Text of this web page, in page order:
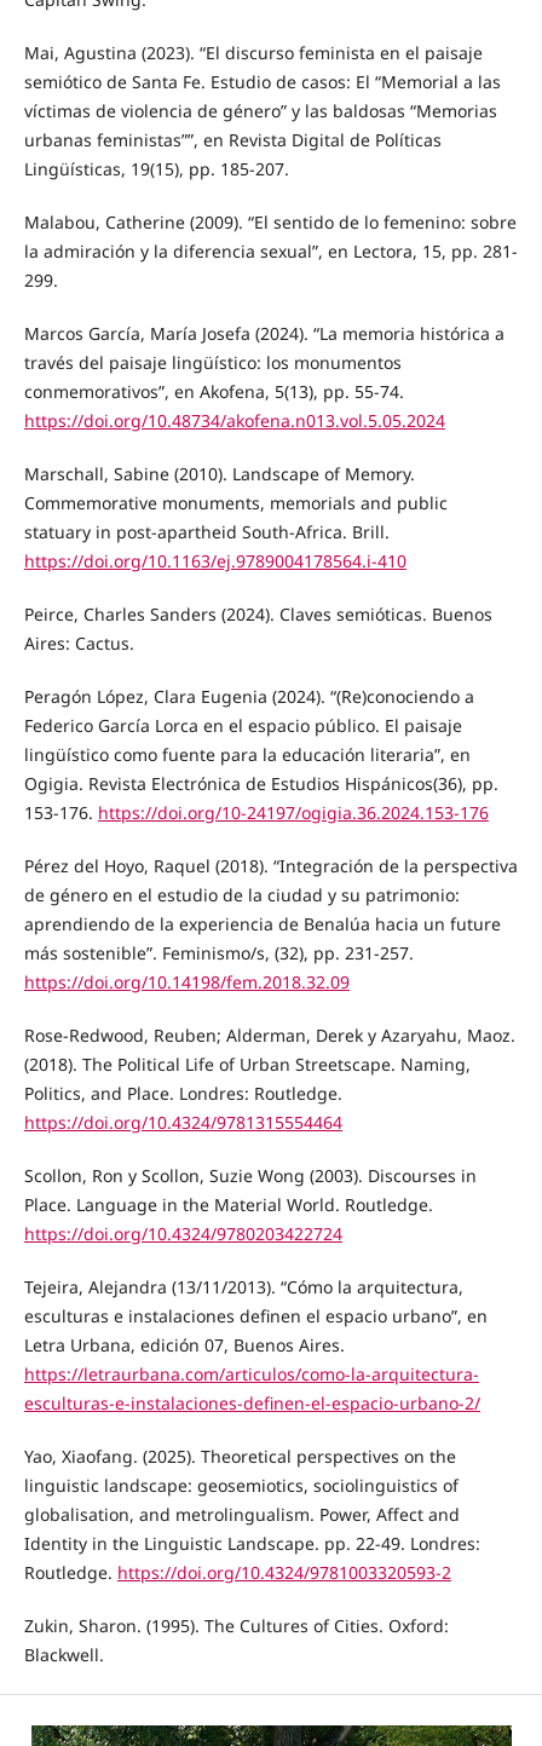
Mai, Agustina (2023). “El discurso feminista en el paisaje
semiótico de Santa Fe. Estudio de casos: El “Memorial a las
víctimas de violencia de género” y las baldosas “Memorias
urbanas feministas””, en Revista Digital de Políticas
Lingüísticas, 19(15), pp. 185-207.
Malabou, Catherine (2009). “El sentido de lo femenino: sobre
la admiración y la diferencia sexual”, en Lectora, 15, pp. 281-
299.
Marcos García, María Josefa (2024). “La memoria histórica a
través del paisaje lingüístico: los monumentos
conmemorativos”, en Akofena, 5(13), pp. 55-74.
https://doi.org/10.48734/akofena.n013.vol.5.05.2024
Marschall, Sabine (2010). Landscape of Memory.
Commemorative monuments, memorials and public
statuary in post-apartheid South-Africa. Brill.
https://doi.org/10.1163/ej.9789004178564.i-410
Peirce, Charles Sanders (2024). Claves semióticas. Buenos
Aires: Cactus.
Peragón López, Clara Eugenia (2024). “(Re)conociendo a
Federico García Lorca en el espacio público. El paisaje
lingüístico como fuente para la educación literaria”, en
Ogigia. Revista Electrónica de Estudios Hispánicos(36), pp.
153-176. https://doi.org/10-24197/ogigia.36.2024.153-176
Pérez del Hoyo, Raquel (2018). “Integración de la perspectiva
de género en el estudio de la ciudad y su patrimonio:
aprendiendo de la experiencia de Benalúa hacia un future
más sostenible”. Feminismo/s, (32), pp. 231-257.
https://doi.org/10.14198/fem.2018.32.09
Rose-Redwood, Reuben; Alderman, Derek y Azaryahu, Maoz.
(2018). The Political Life of Urban Streetscape. Naming,
Politics, and Place. Londres: Routledge.
https://doi.org/10.4324/9781315554464
Scollon, Ron y Scollon, Suzie Wong (2003). Discourses in
Place. Language in the Material World. Routledge.
https://doi.org/10.4324/9780203422724
Tejeira, Alejandra (13/11/2013). “Cómo la arquitectura,
esculturas e instalaciones definen el espacio urbano”, en
Letra Urbana, edición 07, Buenos Aires.
https://letraurbana.com/articulos/como-la-arquitectura-
esculturas-e-instalaciones-definen-el-espacio-urbano-2/
Yao, Xiaofang. (2025). Theoretical perspectives on the
linguistic landscape: geosemiotics, sociolinguistics of
globalisation, and metrolingualism. Power, Affect and
Identity in the Linguistic Landscape. pp. 22-49. Londres:
Routledge. https://doi.org/10.4324/9781003320593-2
Zukin, Sharon. (1995). The Cultures of Cities. Oxford:
Blackwell.